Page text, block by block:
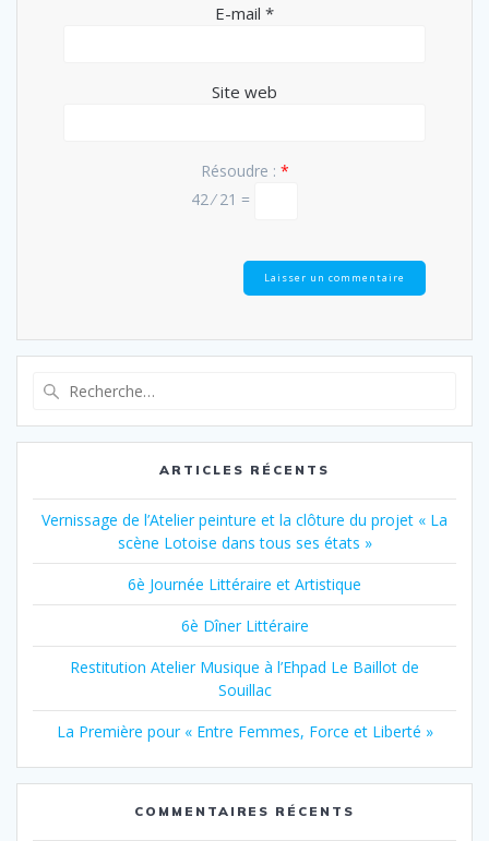
E-mail *
Site web
Résoudre : *
42 ⁄ 21 =
:
ARTICLES RÉCENTS
Vernissage de l’Atelier peinture et la clôture du projet « La
scène Lotoise dans tous ses états »
6è Journée Littéraire et Artistique
6è Dîner Littéraire
Restitution Atelier Musique à l’Ehpad Le Baillot de
Souillac
La Première pour « Entre Femmes, Force et Liberté »
COMMENTAIRES RÉCENTS